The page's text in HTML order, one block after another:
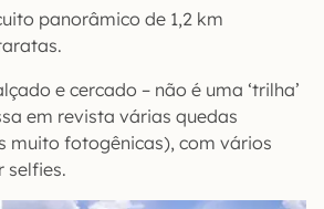
panorâmico de 1,2 km
e cercado – não é uma ‘trilha’
em revista várias quedas
muito fotogênicas), com vários
selfies.